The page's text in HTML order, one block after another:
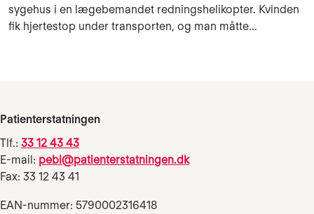
sygehus i en lægebemandet redningshelikopter. Kvinden
fik hjertestop under transporten, og man måtte...
Patienterstatningen
Tlf.: 33 12 43 43
E-mail: pebl@patienterstatningen.dk
Fax: 33 12 43 41
EAN-nummer: 5790002316418